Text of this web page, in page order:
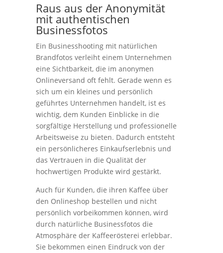
Raus aus der Anonymität
mit authentischen
Businessfotos
Ein Businesshooting mit natürlichen
Brandfotos verleiht einem Unternehmen
eine Sichtbarkeit, die im anonymen
Onlineversand oft fehlt. Gerade wenn es
sich um ein kleines und persönlich
geführtes Unternehmen handelt, ist es
wichtig, dem Kunden Einblicke in die
sorgfältige Herstellung und professionelle
Arbeitsweise zu bieten. Dadurch entsteht
ein persönlicheres Einkaufserlebnis und
das Vertrauen in die Qualität der
hochwertigen Produkte wird gestärkt.
Auch für Kunden, die ihren Kaffee über
den Onlineshop bestellen und nicht
persönlich vorbeikommen können, wird
durch natürliche Businessfotos die
Atmosphäre der Kaffeerösterei erlebbar.
Sie bekommen einen Eindruck von der